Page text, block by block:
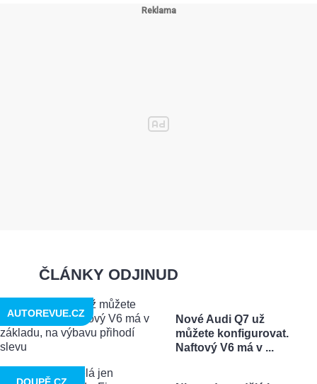
ČLÁNKY ODJINUD
Nové Audi Q7 už
můžete konfigurovat.
Naftový V6 má v ...
AUTOREVUE.CZ